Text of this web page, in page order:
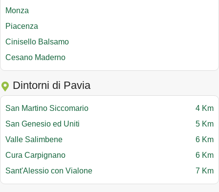
Monza
Piacenza
Cinisello Balsamo
Cesano Maderno
Dintorni di Pavia
San Martino Siccomario
4 Km
San Genesio ed Uniti
5 Km
Valle Salimbene
6 Km
Cura Carpignano
6 Km
Sant'Alessio con Vialone
7 Km